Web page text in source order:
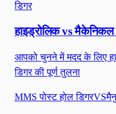
डिगर
हाइड्रोलिक vs मैकेनिकल
आपको चुनने में मदद के लिए
डिगर की पूर्ण तुलना
MMS पोस्ट होल डिगरVS